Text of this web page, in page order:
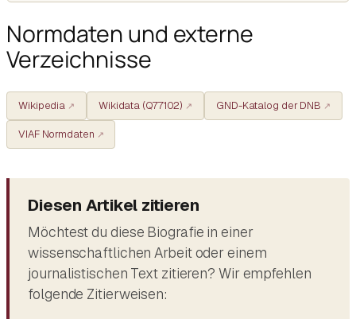
Normdaten und externe
Verzeichnisse
Wikipedia Wikidata (Q77102) GND-Katalog der DNB
VIAF Normdaten
Diesen Artikel zitieren
Möchtest du diese Biografie in einer
wissenschaftlichen Arbeit oder einem
journalistischen Text zitieren? Wir empfehlen
folgende Zitierweisen: